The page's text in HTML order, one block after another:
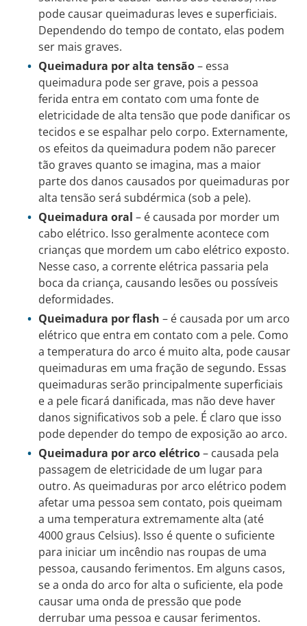
pode causar queimaduras leves e superficiais.
Dependendo do tempo de contato, elas podem
ser mais graves.
Queimadura por alta tensão– essa
queimadura pode ser grave, pois a pessoa
ferida entra em contato com uma fonte de
eletricidade de alta tensão que pode danificar os
tecidos e se espalhar pelo corpo. Externamente,
os efeitos da queimadura podem não parecer
tão graves quanto se imagina, mas a maior
parte dos danos causados por queimaduras por
alta tensão será subdérmica (sob a pele).
Queimadura oral – é causada por morder um
cabo elétrico. Isso geralmente acontece com
crianças que mordem um cabo elétrico exposto.
Nesse caso, a corrente elétrica passaria pela
boca da criança, causando lesões ou possíveis
deformidades.
Queimadura por flash – é causada por um arco
elétrico que entra em contato com a pele. Como
a temperatura do arco é muito alta, pode causar
queimaduras em uma fração de segundo. Essas
queimaduras serão principalmente superficiais
e a pele ficará danificada, mas não deve haver
danos significativos sob a pele. É claro que isso
pode depender do tempo de exposição ao arco.
Queimadura por arco elétrico– causada pela
passagem de eletricidade de um lugar para
outro. As queimaduras por arco elétrico podem
afetar uma pessoa sem contato, pois queimam
a uma temperatura extremamente alta (até
4000 graus Celsius). Isso é quente o suficiente
para iniciar um incêndio nas roupas de uma
pessoa, causando ferimentos. Em alguns casos,
se a onda do arco for alta o suficiente, ela pode
causar uma onda de pressão que pode
derrubar uma pessoa e causar ferimentos.